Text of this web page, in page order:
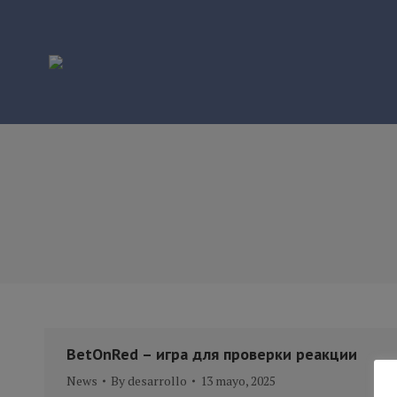
BetOnRed – игра для проверки реакции
News By desarrollo 13 mayo, 2025